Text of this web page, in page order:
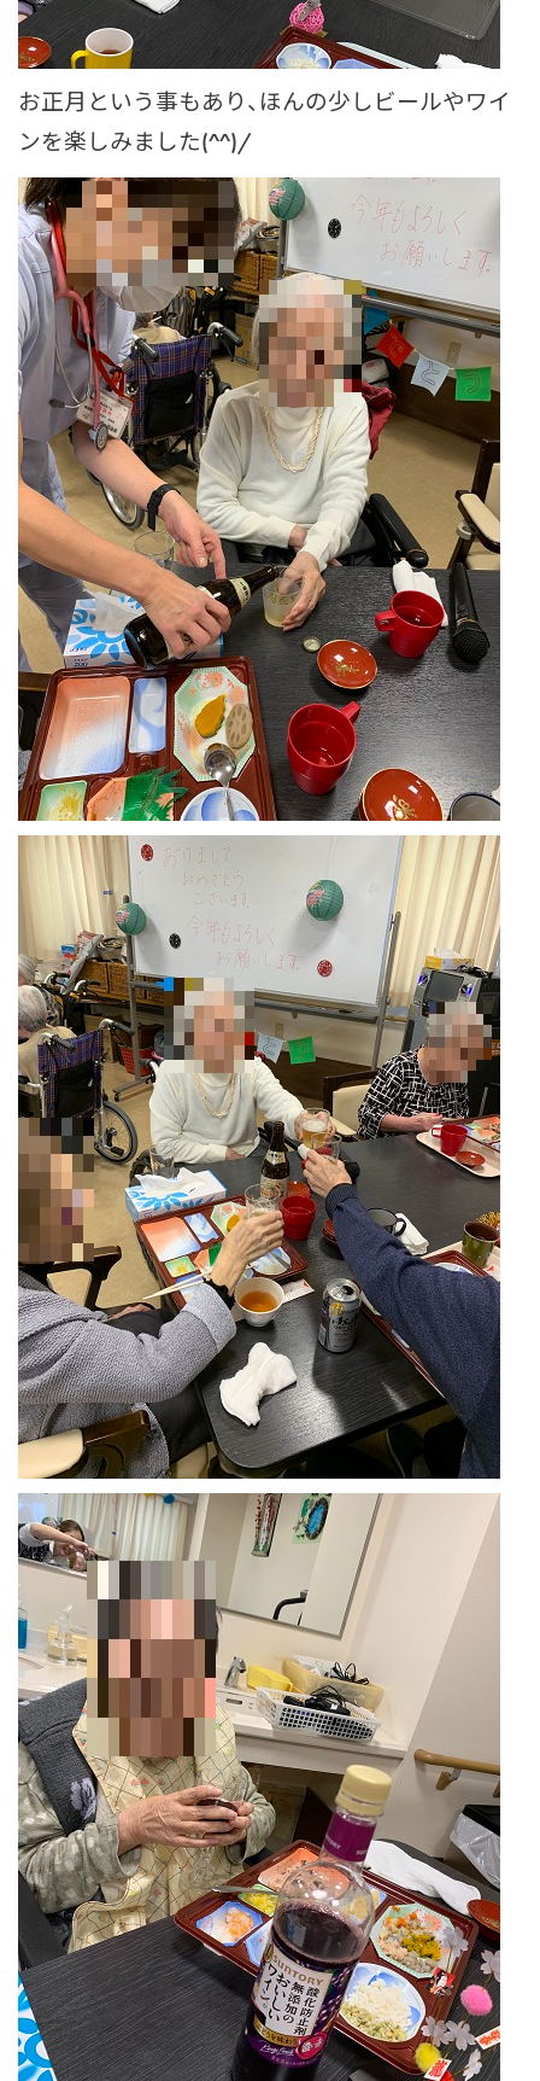
お正月という事もあり、ほんの少しビールやワイ
ンを楽しみました(^^)/